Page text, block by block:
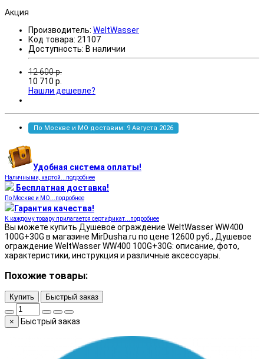
Акция
Производитель: WeltWasser
Код товара: 21107
Доступность: В наличии
12 600р.
10 710 р.
Нашли дешевле?
По Москве и МО доставим: 9 Августа 2026
Удобная система оплаты!
Наличными, картой...подробнее
Бесплатная доставка!
По Москве и МО...подробнее
Гарантия качества!
К каждому товару прилагается сертификат...подробнее
Вы можете купить Душевое ограждение WeltWasser WW400
100G+30G в магазине MirDusha.ru по цене 12600 руб., Душевое
ограждение WeltWasser WW400 100G+30G: описание, фото,
характеристики, инструкция и различные аксессуары.
Похожие товары:
Купить Быстрый заказ
× Быстрый заказ